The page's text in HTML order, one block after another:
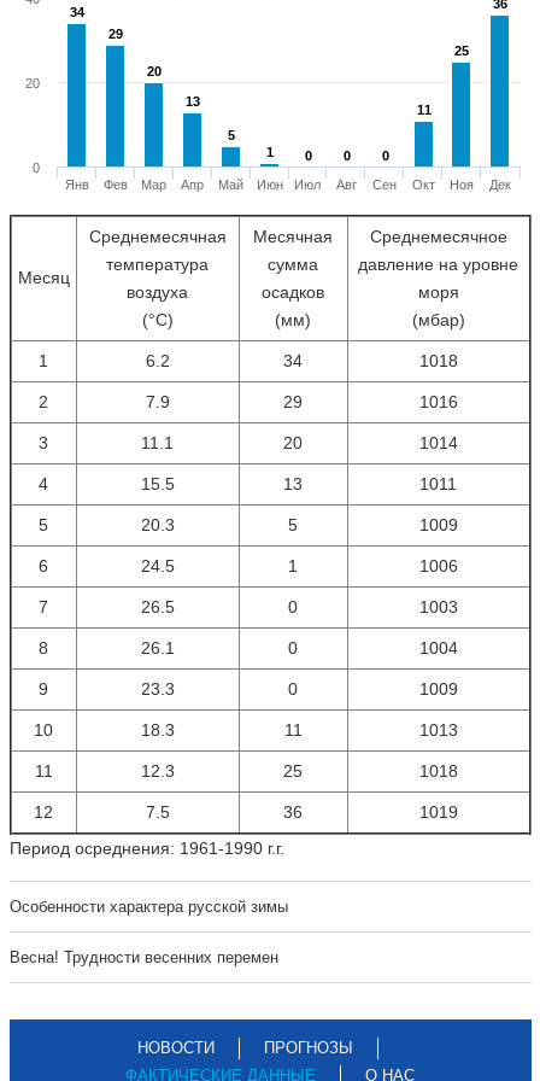
34
34
29
29
20
20
13
13
5
5
1
1 0
0 0
0 0
0
11
11
25
25
36
36
Янв Фев Мар Апр Май Июн Июл Авг Сен Окт Ноя Дек
0
20
Месяц
Среднемесячная
температура
воздуха
(°С)
Месячная
сумма
осадков
(мм)
Среднемесячное
давление на уровне
моря
(мбар)
1 6.2 34 1018
2 7.9 29 1016
3 11.1 20 1014
4 15.5 13 1011
5 20.3 5 1009
6 24.5 1 1006
7 26.5 0 1003
8 26.1 0 1004
9 23.3 0 1009
10 18.3 11 1013
11 12.3 25 1018
12 7.5 36
1019
Период осреднения: 1961-1990 г.г.
Особенности характера русской зимы
Весна! Трудности весенних перемен
НОВОСТИ
ПРОГНОЗЫ
ФАКТИЧЕСКИЕ ДАННЫЕ
О НАС